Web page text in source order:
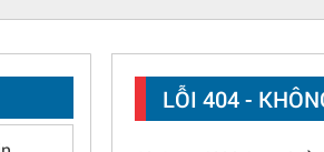
LỖI 404 -